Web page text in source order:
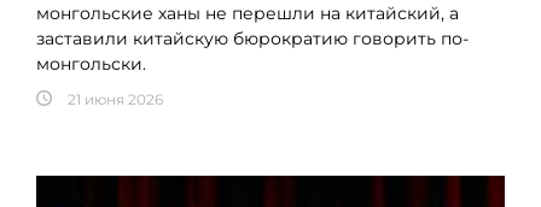
монгольские ханы не перешли на китайский, а
заставили китайскую бюрократию говорить по-
монгольски.
21 июня 2026